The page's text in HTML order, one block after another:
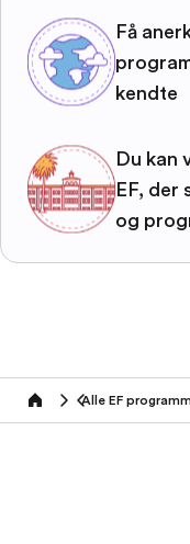
Få
kendte
Du kan
EF, der
og
home Alle EF